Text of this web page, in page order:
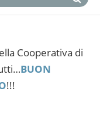
Cooperativa di
BUON
!!!